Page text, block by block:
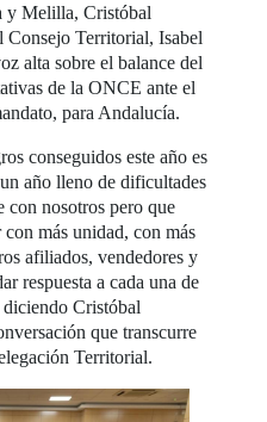
y Melilla, Cristóbal
Consejo Territorial, Isabel
alta sobre el balance del
de la ONCE ante el
para Andalucía.
conseguidos este año es
año lleno de dificultades
con nosotros pero que
más unidad, con más
afiliados, vendedores y
respuesta a cada una de
diciendo Cristóbal
que transcurre
Territorial.